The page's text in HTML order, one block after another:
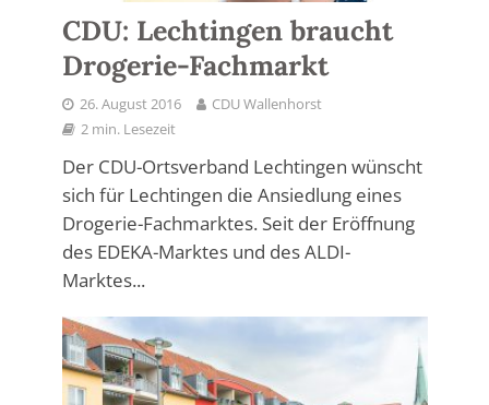
CDU: Lechtingen braucht
Drogerie-Fachmarkt
26. August 2016
CDU Wallenhorst
2 min. Lesezeit
Der CDU-Ortsverband Lechtingen wünscht
sich für Lechtingen die Ansiedlung eines
Drogerie-Fachmarktes. Seit der Eröffnung
des EDEKA-Marktes und des ALDI-
Marktes...